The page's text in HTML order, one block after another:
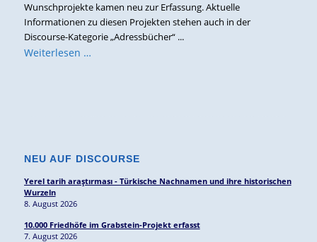
Wunschprojekte kamen neu zur Erfassung. Aktuelle
Informationen zu diesen Projekten stehen auch in der
Discourse-Kategorie „Adressbücher“ ...
Weiterlesen …
NEU AUF DISCOURSE
Yerel tarih araştırması - Türkische Nachnamen und ihre historischen
Wurzeln
8. August 2026
10.000 Friedhöfe im Grabstein-Projekt erfasst
7. August 2026